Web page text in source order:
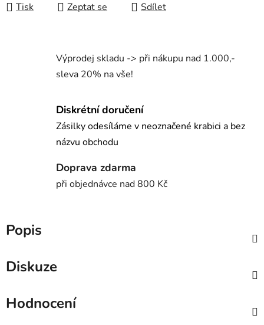
Tisk Zeptat se Sdílet
Výprodej skladu -> při nákupu nad 1.000,-
sleva 20% na vše!
Diskrétní doručení
Zásilky odesíláme v neoznačené krabici a bez
názvu obchodu
Doprava zdarma
při objednávce nad 800 Kč
Popis
Diskuze
Hodnocení